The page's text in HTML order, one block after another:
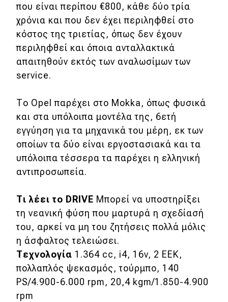
που είναι περίπου €800, κάθε δύο τρία
χρόνια και που δεν έχει περιληφθεί στο
κόστος της τριετίας, όπως δεν έχουν
περιληφθεί και όποια ανταλλακτικά
απαιτηθούν εκτός των αναλωσίμων των
service.
Το Opel παρέχει στο Mokka, όπως φυσικά
και στα υπόλοιπα μοντέλα της, 6ετή
εγγύηση για τα μηχανικά του μέρη, εκ των
οποίων τα δύο είναι εργοστασιακά και τα
υπόλοιπα τέσσερα τα παρέχει η ελληνική
αντιπροσωπεία.
Τι λέει το DRIVE Μπορεί να υποστηρίξει
τη νεανική φύση που μαρτυρά η σχεδίασή
του, αρκεί να μη του ζητήσεις πολλά μόλις
η άσφαλτος τελειώσει.
Τεχνολογία 1.364 cc, i4, 16v, 2 EEK,
πολλαπλός ψεκασμός, τούρμπο, 140
PS/4.900-6.000 rpm, 20,4 kgm/1.850-4.900
rpm